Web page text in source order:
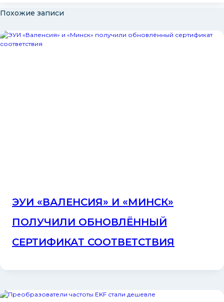
Похожие записи
ЭУИ «ВАЛЕНСИЯ» И «МИНСК»
ПОЛУЧИЛИ ОБНОВЛЁННЫЙ
СЕРТИФИКАТ СООТВЕТСТВИЯ